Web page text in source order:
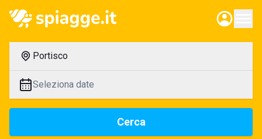
Portisco
Seleziona date
Cerca